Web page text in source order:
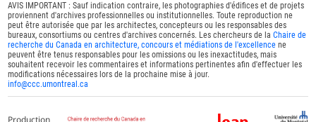
AVIS IMPORTANT : Sauf indication contraire, les photographies d'édifices et de projets
proviennent d'archives professionnelles ou institutionnelles. Toute reproduction ne
peut être autorisée que par les architectes, concepteurs ou les responsables des
bureaux, consortiums ou centres d'archives concernés. Les chercheurs de laChaire de
recherche du Canada en architecture, concours et médiations de l'excellence ne
peuvent être tenus responsables pour les omissions ou les inexactitudes, mais
souhaitent recevoir les commentaires et informations pertinentes afin d'effectuer les
modifications nécessaires lors de la prochaine mise à jour.
info@ccc.umontreal.ca